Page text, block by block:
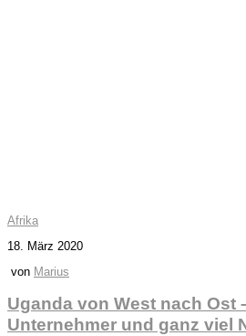
Afrika
18. März 2020
von Marius
Uganda von West nach Ost
Unternehmer und ganz viel